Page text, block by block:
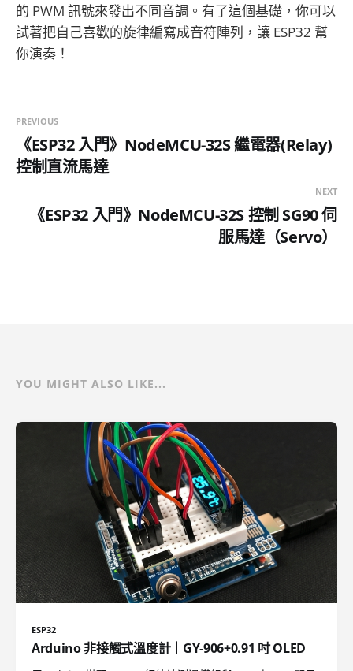
的 PWM 訊號來發出不同音調。有了這個基礎，你可以
試著把自己喜歡的旋律編寫成音符陣列，讓 ESP32 幫
你演奏！
PREVIOUS
《ESP32 入門》NodeMCU-32S 繼電器(Relay)
控制直流馬達
NEXT
《ESP32 入門》NodeMCU-32S 控制 SG90 伺
服馬達（Servo）
YOU MIGHT ALSO LIKE...
ESP32
Arduino 非接觸式溫度計｜GY-906+0.91 吋 OLED